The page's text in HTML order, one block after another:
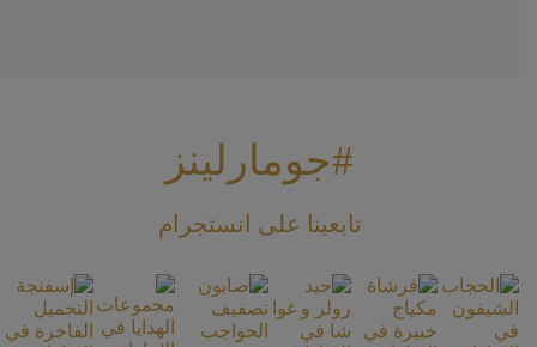
#جومارلينز
تابعينا على انستجرام